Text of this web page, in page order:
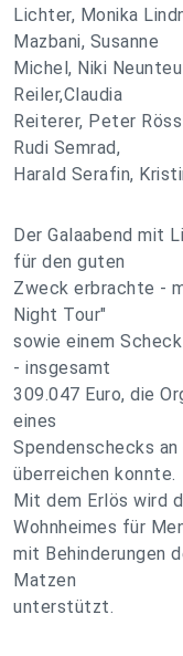
Lichter, Monika
Mazbani, Susanne
Michel, Niki
Reiler,Claudia
Reiterer, Peter
Rudi Semrad,
Harald Serafin,
Der Galaabend mit
für den guten
Zweck erbrachte -
Night Tour"
sowie einem
- insgesamt
309.047 Euro, die
eines
Spendenschecks
überreichen konnte.
Mit dem Erlös wird
Wohnheimes für
mit Behinderungen
Matzen
unterstützt.